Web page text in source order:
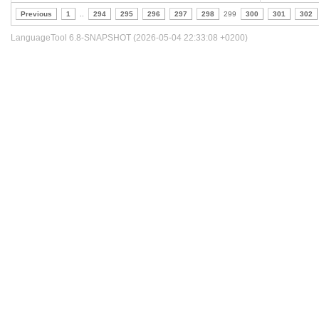
Previous 1 294 295 296 297 298 299 300 301 302
LanguageTool 6.8-SNAPSHOT (2026-05-04 22:33:08 +0200)